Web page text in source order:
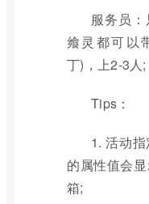
服务员
飨灵都可以
丁)，上2-3人;
Tips：
1. 活动
的属性值会
箱;